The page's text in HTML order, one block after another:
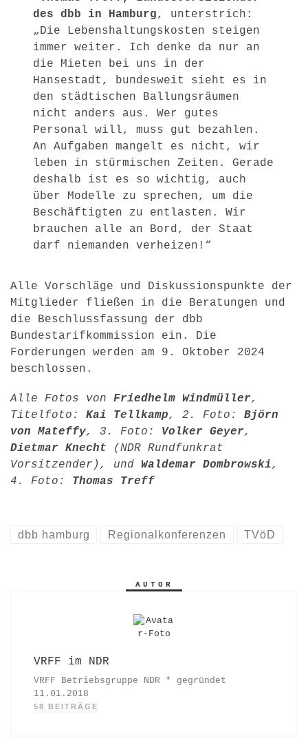
des dbb in Hamburg, unterstrich:
„Die Lebenshaltungskosten steigen
immer weiter. Ich denke da nur an
die Mieten bei uns in der
Hansestadt, bundesweit sieht es in
den städtischen Ballungsräumen
nicht anders aus. Wer gutes
Personal will, muss gut bezahlen.
An Aufgaben mangelt es nicht, wir
leben in stürmischen Zeiten. Gerade
deshalb ist es so wichtig, auch
über Modelle zu sprechen, um die
Beschäftigten zu entlasten. Wir
brauchen alle an Bord, der Staat
darf niemanden verheizen!“
Alle Vorschläge und Diskussionspunkte der
Mitglieder fließen in die Beratungen und
die Beschlussfassung der dbb
Bundestarifkommission ein. Die
Forderungen werden am 9. Oktober 2024
beschlossen.
Alle Fotos von Friedhelm Windmüller,
Titelfoto: Kai Tellkamp, 2. Foto: Björn
von Mateffy, 3. Foto: Volker Geyer,
Dietmar Knecht (NDR Rundfunkrat
Vorsitzender), und Waldemar Dombrowski,
4. Foto: Thomas Treff
dbb hamburg Regionalkonferenzen TVöD
AUTOR
VRFF im NDR
VRFF Betriebsgruppe NDR * gegründet
11.01.2018
58 BEITRÄGE